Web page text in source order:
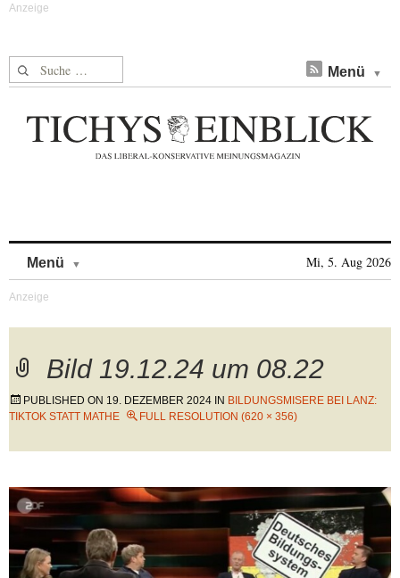
Suche nach: Menü
Menü Mi, 5. Aug 2026
Bild 19.12.24 um 08.22
PUBLISHED ON 19. DEZEMBER 2024 IN BILDUNGSMISERE BEI LANZ:
TIKTOK STATT MATHE
FULL RESOLUTION (620 × 356)